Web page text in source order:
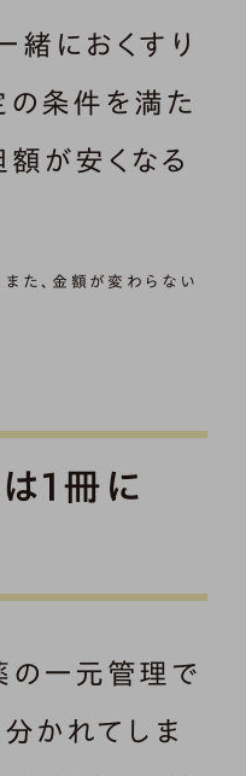
緒におくすり
の条件を満た
額が安くなる
た、金額が変わらない
1冊に
の一元管理で
かれてしま